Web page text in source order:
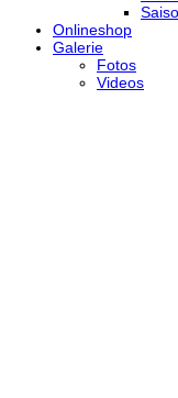
Onlineshop
Galerie
Fotos
Videos